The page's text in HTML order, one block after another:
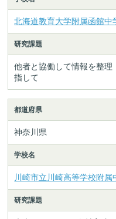
北海道教育大学附属函館中
研究課題
他者と協働して情報を整理
指して
都道府県
神奈川県
学校名
川崎市立川崎高等学校附属
研究課題